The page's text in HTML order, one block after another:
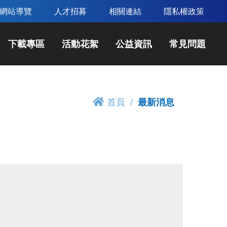
網站導覽 人才招募 相關連結 隱私權政策
下載專區 活動花絮 公益資訊 常見問題
首頁 最新消息